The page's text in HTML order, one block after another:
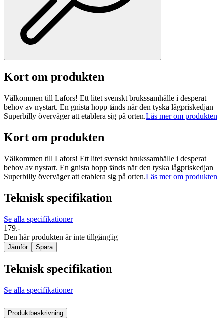
Kort om produkten
Välkommen till Lafors! Ett litet svenskt brukssamhälle i desperat
behov av nystart. En gnista hopp tänds när den tyska lågpriskedjan
Superbilly överväger att etablera sig på orten.Läs mer om produkten
Kort om produkten
Välkommen till Lafors! Ett litet svenskt brukssamhälle i desperat
behov av nystart. En gnista hopp tänds när den tyska lågpriskedjan
Superbilly överväger att etablera sig på orten.Läs mer om produkten
Teknisk specifikation
Se alla specifikationer
179.-
Den här produkten är inte tillgänglig
Jämför Spara
Teknisk specifikation
Se alla specifikationer
Produktbeskrivning